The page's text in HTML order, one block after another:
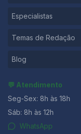
Especialistas
Temas de Redação
Blog
💬 Atendimento
Seg-Sex: 8h às 18h
Sáb: 8h às 12h
WhatsApp